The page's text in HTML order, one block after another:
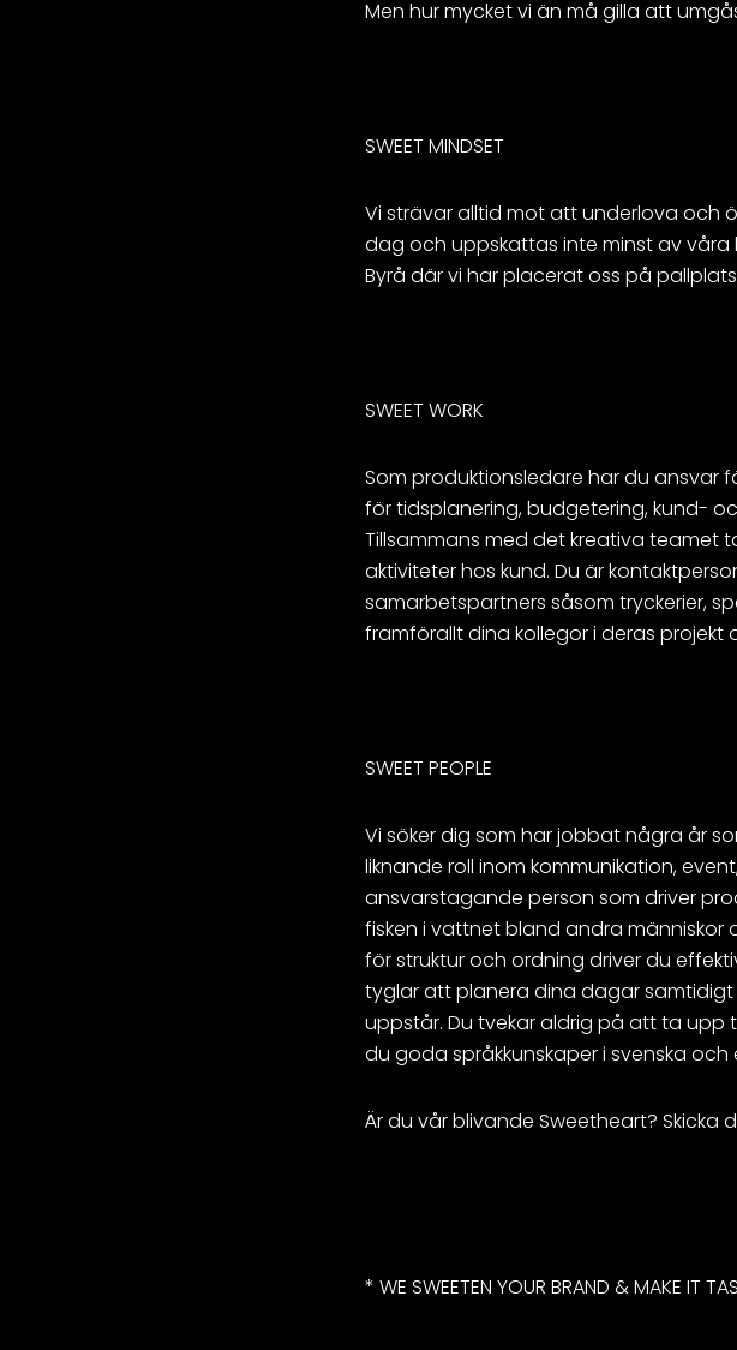
Men hur mycket vi än må gilla att
SWEET MINDSET
Vi strävar alltid mot att underlova och
dag och uppskattas inte minst av våra
Byrå där vi har placerat oss på
SWEET WORK
Som produktionsledare har du ansvar
för tidsplanering, budgetering, kund-
Tillsammans med det kreativa teamet
aktiviteter hos kund. Du är
samarbetspartners såsom tryckerier,
framförallt dina kollegor i deras
SWEET PEOPLE
Vi söker dig som har jobbat några år
liknande roll inom kommunikation,
ansvarstagande person som driver
fisken i vattnet bland andra människor
för struktur och ordning driver du
tyglar att planera dina dagar
uppstår. Du tvekar aldrig på att ta upp
du goda språkkunskaper i svenska och
Är du vår blivande Sweetheart? Skicka
* WE SWEETEN YOUR BRAND & MAKE IT